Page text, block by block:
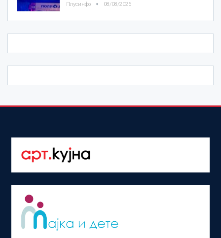
Плусинфо 08/08/2026